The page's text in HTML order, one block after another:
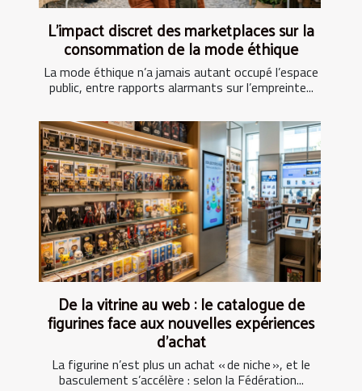
L’impact discret des marketplaces sur la
consommation de la mode éthique
La mode éthique n’a jamais autant occupé l’espace
public, entre rapports alarmants sur l’empreinte...
De la vitrine au web : le catalogue de
figurines face aux nouvelles expériences
d’achat
La figurine n’est plus un achat « de niche », et le
basculement s’accélère : selon la Fédération...